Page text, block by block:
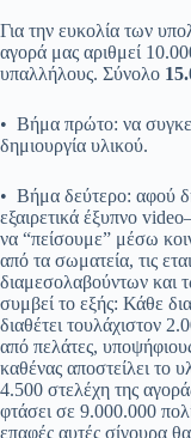
Για την ευκολία των
αγορά μας αριθμεί
υπαλλήλους. Σύνολο
• Βήμα πρώτο: να
δημιουργία υλικού.
• Βήμα δεύτερο: αφού
εξαιρετικά έξυπνο
να “πείσουμε” μέσω
από τα σωματεία, τις
διαμεσολαβούντων και
συμβεί το εξής: Κάθε
διαθέτει τουλάχιστον
από πελάτες,
καθένας αποστείλει το
4.500 στελέχη της
φτάσει σε 9.000.000
επαφές αυτές σίγουρα